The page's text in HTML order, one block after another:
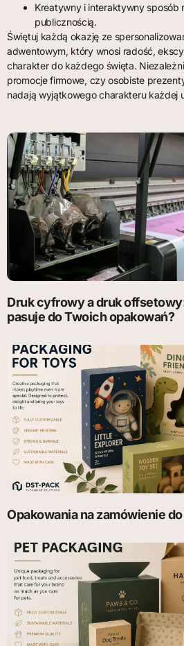
Kreatywny i interaktywny sposób
publicznością.
Świętuj każdą okazję ze
adwentowym, który wnosi radość,
charakter do każdego święta.
promocje firmowe, czy osobiste
nadają wyjątkowego charakteru każdej
Druk cyfrowy a druk
pasuje do Twoich opakowań?
Opakowania na zamówienie